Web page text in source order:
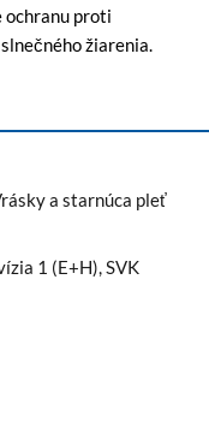
ochranu proti
žiarenia.
a starnúca pleť
1 (E+H), SVK